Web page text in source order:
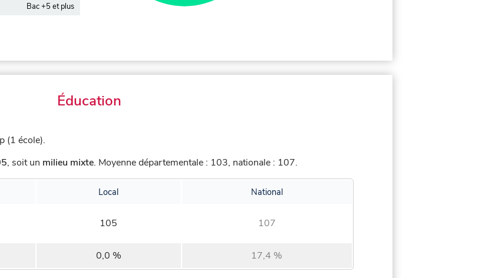
Bac +5 et plus
Éducation
(1 école).
, soit un milieu mixte. Moyenne départementale : 103, nationale : 107.
Local National
105 107
0,0 % 17,4 %